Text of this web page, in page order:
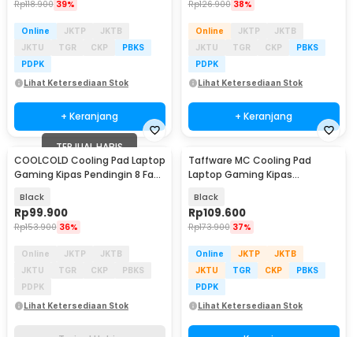
Rp118.900 39%
Online JKTP
JKTB
JKTU
TGR CKP
PBKS
PDPK
Lihat Ketersediaan Stok
+ Keranjang
Rp126.900 38%
Online JKTP
JKTB
JKTU
TGR CKP
PBKS
PDPK
Lihat Ketersediaan Stok
+ Keranjang
TERJUAL HABIS
COOLCOLD Cooling Pad Laptop
Gaming Kipas Pendingin 8 Fan
Black
Rp99.900
Rp153.900 36%
Online JKTP
JKTB
JKTU
TGR CKP
PBKS
PDPK
Lihat Ketersediaan Stok
Taffware MC Cooling Pad
Laptop Gaming Kipas
Black
Rp109.600
Rp173.900 37%
Online JKTP
JKTB
JKTU
TGR CKP
PBKS
PDPK
Lihat Ketersediaan Stok